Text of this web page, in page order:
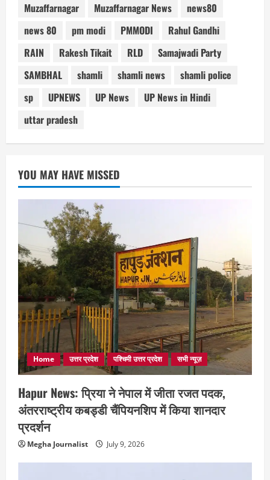
Muzaffarnagar
Muzaffarnagar News
news80
news 80
pm modi PMMODI
Rahul Gandhi
RAIN
Rakesh Tikait RLD
Samajwadi Party
SAMBHAL
shamli shamli news
shamli police
sp
UPNEWS UP News
UP News in Hindi
uttar pradesh
YOU MAY HAVE MISSED
Home उत्तर प्रदेश पश्चिमी उत्तर प्रदेश सभी न्यूज़
Hapur News: प्रिया ने नेपाल में जीता रजत पदक,
अंतरराष्ट्रीय कबड्डी चैंपियनशिप में किया शानदार
प्रदर्शन
Megha Journalist July 9, 2026